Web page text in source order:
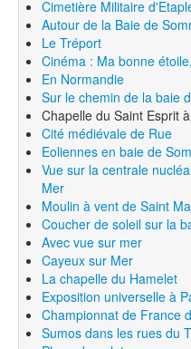
Cimetière Militaire
Autour de la Baie de
Le Tréport
Cinéma : Ma bonne
En Normandie
Sur le chemin de la baie
Chapelle du Saint Esprit
Cité médiévale de Rue
Eoliennes en baie de
Vue sur la centrale
Mer
Moulin à vent de Saint
Coucher de soleil sur la
Avec vue sur mer
Cayeux sur Mer
La chapelle du Hamelet
Exposition universelle à
Championnat de France
Sumos dans les rues du